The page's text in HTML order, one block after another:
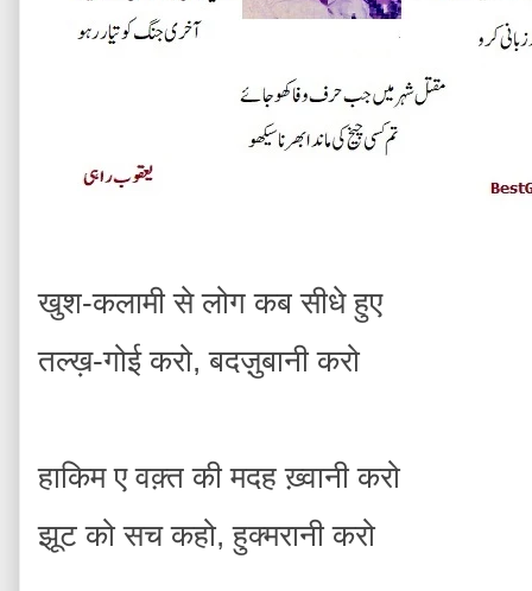
खुश-कलामी से लोग कब सीधे हुए
तल्ख़-गोई करो, बदज़ुबानी करो
हाकिम ए वक़्त की मदह ख़्वानी करो
झूट को सच कहो, हुक्मरानी करो